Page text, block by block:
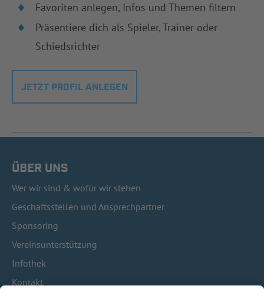
Favoriten anlegen, Infos und Themen filtern
Präsentiere dich als Spieler, Trainer oder
Schiedsrichter
JETZT PROFIL ANLEGEN
ÜBER UNS
Wer wir sind & wofür wir stehen
Geschäftsstellen und Ansprechpartner
Sponsoring
Vereinsunterstützung
Infothek
Kontakt